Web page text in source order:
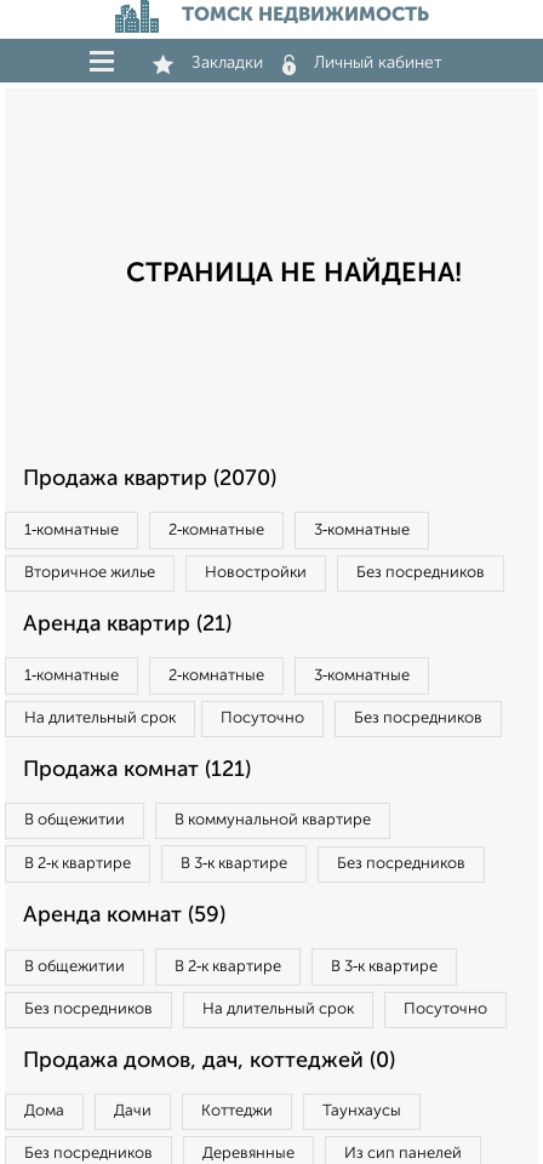
ТОМСК НЕДВИЖИМОСТЬ
Закладки Личный кабинет
СТРАНИЦА НЕ НАЙДЕНА!
Продажа квартир (2070)
1‑комнатные 2‑комнатные 3‑комнатные
Вторичное жилье Новостройки Без посредников
Аренда квартир (21)
1‑комнатные 2‑комнатные 3‑комнатные
На длительный срок Посуточно Без посредников
Продажа комнат (121)
В общежитии В коммунальной квартире
В 2‑к квартире В 3‑к квартире Без посредников
Аренда комнат (59)
В общежитии В 2‑к квартире В 3‑к квартире
Без посредников На длительный срок Посуточно
Продажа домов, дач, коттеджей (0)
Дома Дачи Коттеджи Таунхаусы
Без посредников Деревянные Из сип панелей